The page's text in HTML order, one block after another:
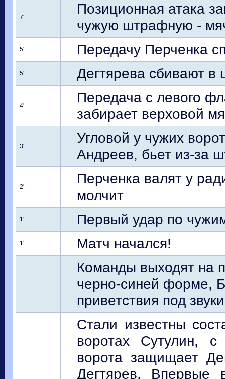
7'
Позиционная атака
чужую штрафную -
5' Передачу Перченка
5' Дегтярева сбивают в
4'
Передача с левого
забирает верховой
3'
Угловой у чужих
Андреев, бьет из-за
2'
Перченка валят у
молчит
1' Первый удар по
1'
Матч начался!
Команды выходят на
черно-синей форме,
приветствия под
Стали известны
воротах Сутулин,
ворота защищает
Дегтярев. Впервые